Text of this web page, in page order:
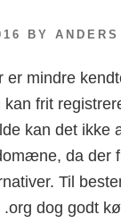
BY ANDERS
er mindre
kan frit
kan det ikke
da der
Til
dog godt